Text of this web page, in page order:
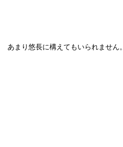
あまり悠長に構えてもいられません。